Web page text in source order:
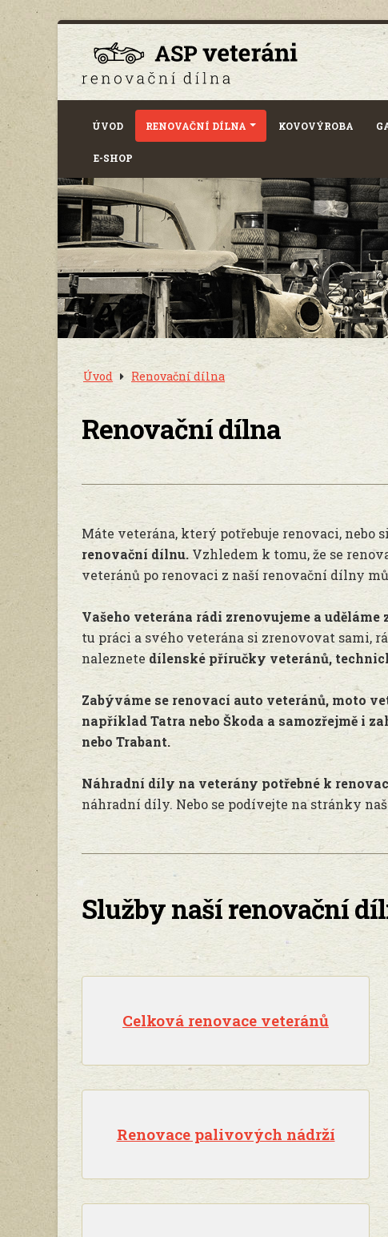
ÚVOD RENOVAČNÍ DÍLNA KOVOVÝROBA
E-SHOP
Úvod Renovační dílna
Renovační dílna
Máte veterána, který potřebuje renovaci,
renovační dílnu.Vzhledem k tomu, že se
veteránů po renovaci z naší renovační dílny
Vašeho veterána rádi zrenovujeme a
tu práci a svého veterána si zrenovovat sami,
naleznete dílenské příručky veteránů,
Zabýváme se renovací auto veteránů, moto
například Tatra nebo Škoda a samozřejmě i
nebo Trabant.
Náhradní díly na veterány potřebné k
náhradní díly. Nebo se podívejte na stránky
Služby naší renovační
Celková renovace veteránů
Renovace palivových nádrží